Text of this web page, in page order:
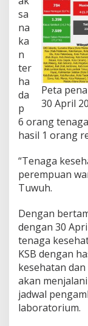
Peta
30 April
sa
na
ka
n
ter
ha
da
p
6 orang
hasil 1 orang
“Tenaga
perempuan
Tuwuh.
Dengan
dengan 30
tenaga
KSB dengan
kesehatan
akan
jadwal
laboratorium.